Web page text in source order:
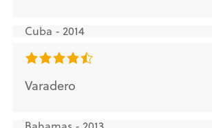
Cuba - 2014
Varadero